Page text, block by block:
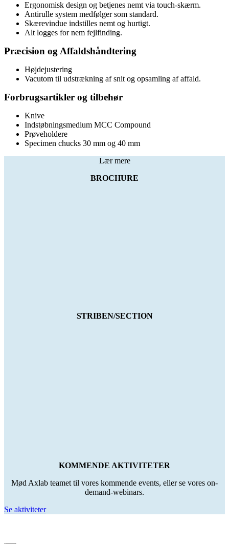
Ergonomisk design og betjenes nemt via touch-skærm.
Antirulle system medfølger som standard.
Skærevindue indstilles nemt og hurtigt.
Alt logges for nem fejlfinding.
Præcision og Affaldshåndtering
Højdejustering
Vacutom til udstrækning af snit og opsamling af affald.
Forbrugsartikler og tilbehør
Knive
Indstøbningsmedium MCC Compound
Prøveholdere
Specimen chucks 30 mm og 40 mm
Lær mere
BROCHURE
STRIBEN/SECTION
KOMMENDE AKTIVITETER
Mød Axlab teamet til vores kommende events, eller se vores on-
demand-webinars.
Se aktiviteter